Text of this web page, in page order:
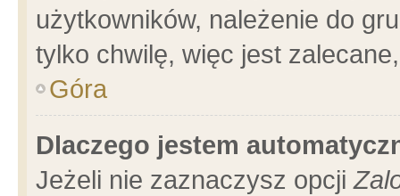
użytkowników, należenie do
tylko chwilę, więc jest
Góra
Dlaczego jestem
Jeżeli nie zaznaczysz opcji